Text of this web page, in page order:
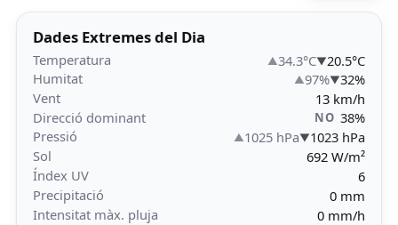
Dades Extremes del Dia
Temperatura 34.3°C
20.5°C
Humitat
97% 32%
Vent
13 km/h
Direcció dominant
NO 38%
Pressió
1025 hPa
1023 hPa
Sol
692 W/m²
Índex UV
6
Precipitació
0 mm
Intensitat màx. pluja
0 mm/h